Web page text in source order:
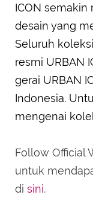
ICON
desain yang
Seluruh
resmi URBAN
gerai URBAN
Indonesia.
mengenai
Follow Official
untuk
di sini.